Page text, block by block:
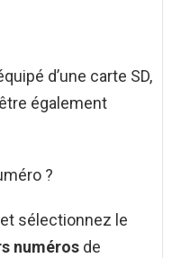
d’une carte SD,
également
?
sélectionnez le
numéros de